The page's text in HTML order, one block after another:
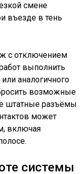
смене
въезде в тень
с отключением
выполнить
аналогичного
возможные
штатные разъёмы
может
включая
системы